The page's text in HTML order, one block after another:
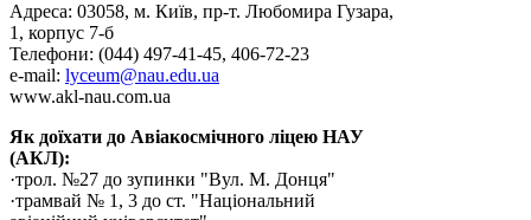
Адреса: 03058, м. Київ, пр-т. Любомира Гузара,
1, корпус 7-б
Телефони: (044) 497-41-45, 406-72-23
e-mail: lyceum@nau.edu.ua
www.akl-nau.com.ua
Як доїхати до Авіакосмічного ліцею НАУ
(АКЛ):
·трол. №27 до зупинки "Вул. М. Донця"
·трамвай № 1, 3 до ст. "Національний